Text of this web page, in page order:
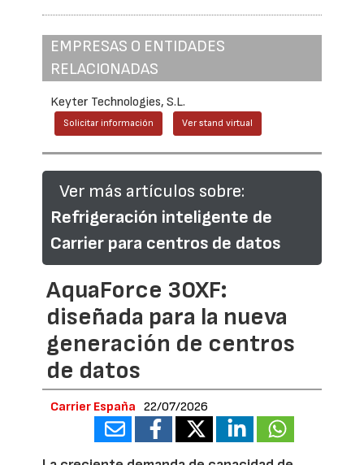
EMPRESAS O ENTIDADES
RELACIONADAS
Keyter Technologies, S.L.
Solicitar información Ver stand virtual
Ver más artículos sobre:
Refrigeración inteligente de
Carrier para centros de datos
AquaForce 30XF:
diseñada para la nueva
generación de centros
de datos
Carrier España 22/07/2026